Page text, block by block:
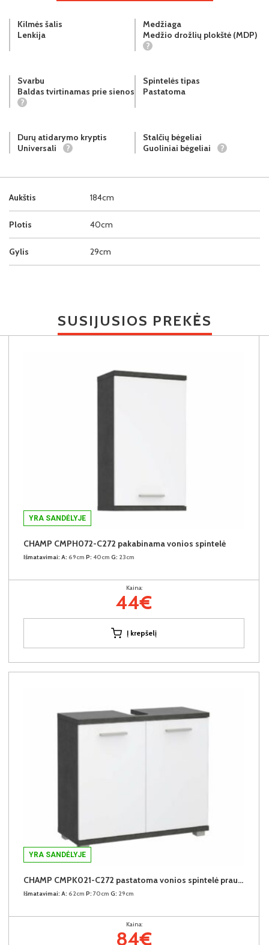
Aukštis 184cm
Plotis 40cm
Gylis 29cm
Kilmės šalis
Lenkija
Medžiaga
Medžio drožlių plokštė (MDP)
?
Svarbu
Baldas tvirtinamas prie sienos
?
Spintelės tipas
Pastatoma
Durų atidarymo kryptis
Universali
?
Stalčių bėgeliai
Guoliniai bėgeliai
?
SUSIJUSIOS PREKĖS
YRA SANDĖLYJE
CHAMP CMPH072-C272 pakabinama vonios spintelė
Išmatavimai: A: 69cm P: 40cm G: 23cm
Kaina:
44€
Į krepšelį
YRA SANDĖLYJE
CHAMP CMPK021-C272 pastatoma vonios spintelė praustuvui
Išmatavimai: A: 62cm P: 70cm G: 29cm
Kaina:
84€